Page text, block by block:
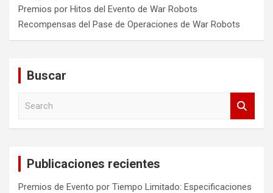
Premios por Hitos del Evento de War Robots
Recompensas del Pase de Operaciones de War Robots
Buscar
Publicaciones recientes
Premios de Evento por Tiempo Limitado: Especificaciones